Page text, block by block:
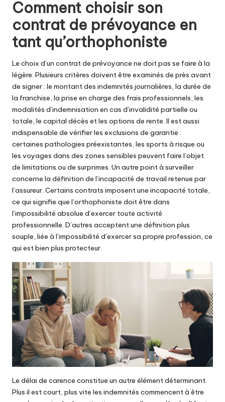
Comment choisir son
contrat de prévoyance en
tant qu’orthophoniste
Le choix d’un contrat de prévoyance ne doit pas se faire à la
légère. Plusieurs critères doivent être examinés de près avant
de signer : le montant des indemnités journalières, la durée de
la franchise, la prise en charge des frais professionnels, les
modalités d’indemnisation en cas d’invalidité partielle ou
totale, le capital décès et les options de rente. Il est aussi
indispensable de vérifier les exclusions de garantie :
certaines pathologies préexistantes, les sports à risque ou
les voyages dans des zones sensibles peuvent faire l’objet
de limitations ou de surprimes. Un autre point à surveiller
concerne la définition de l’incapacité de travail retenue par
l’assureur. Certains contrats imposent une incapacité totale,
ce qui signifie que l’orthophoniste doit être dans
l’impossibilité absolue d’exercer toute activité
professionnelle. D’autres acceptent une définition plus
souple, liée à l’impossibilité d’exercer sa propre profession, ce
qui est bien plus protecteur.
Le délai de carence constitue un autre élément déterminant.
Plus il est court, plus vite les indemnités commencent à être